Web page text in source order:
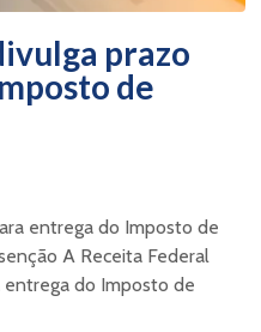
prazo
de
entrega do Imposto de
A Receita Federal
entrega do Imposto de